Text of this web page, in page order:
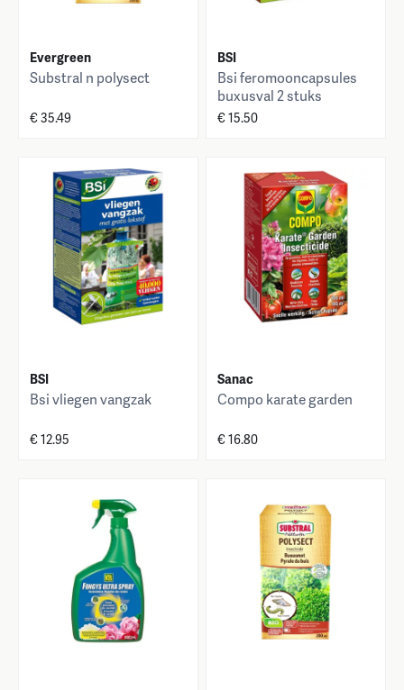
Evergreen
Substral n polysect
€ 35.49
BSI
Bsi feromooncapsules
buxusval 2 stuks
€ 15.50
BSI
Bsi vliegen vangzak
€ 12.95
Sanac
Compo karate garden
€ 16.80